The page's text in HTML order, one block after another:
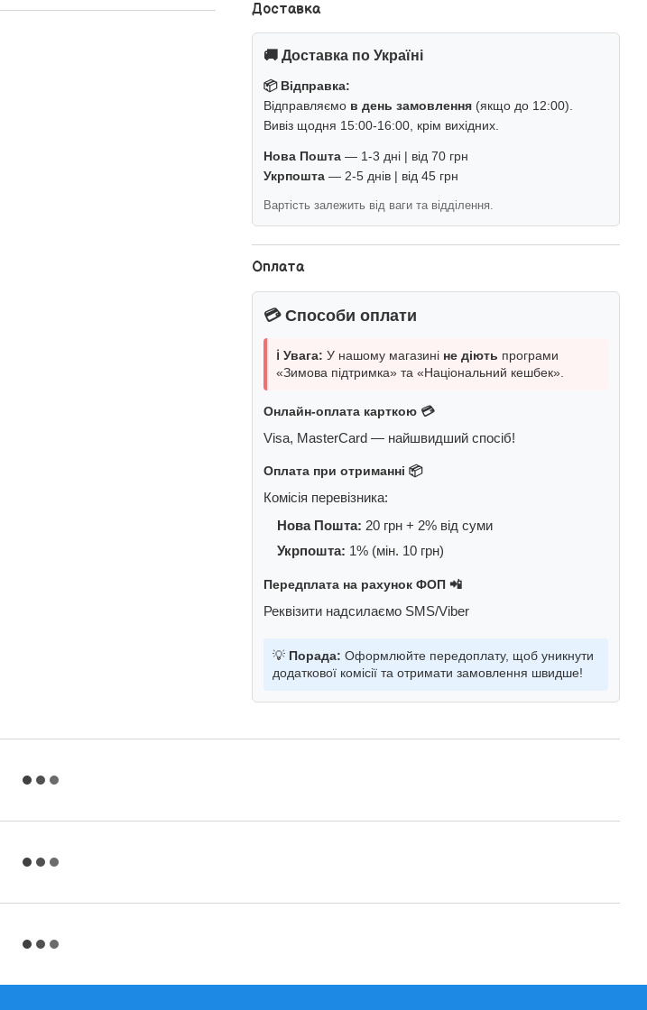
Доставка
🚚 Доставка по Україні
📦 Відправка:
Відправляємо в день замовлення (якщо до 12:00).
Вивіз щодня 15:00-16:00, крім вихідних.
Нова Пошта — 1-3 дні | від 70 грн
Укрпошта — 2-5 днів | від 45 грн
Вартість залежить від ваги та відділення.
Оплата
💳 Способи оплати
ℹ️ Увага: У нашому магазині не діють програми
«Зимова підтримка» та «Національний кешбек».
Онлайн-оплата карткою 💳
Visa, MasterCard — найшвидший спосіб!
Оплата при отриманні 📦
Комісія перевізника:
Нова Пошта: 20 грн + 2% від суми
Укрпошта: 1% (мін. 10 грн)
Передплата на рахунок ФОП 📲
Реквізити надсилаємо SMS/Viber
💡 Порада: Оформлюйте передоплату, щоб уникнути
додаткової комісії та отримати замовлення швидше!